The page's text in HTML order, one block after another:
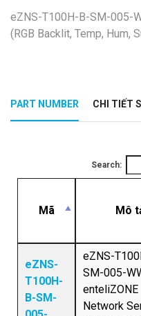
eZNS-T100H-B-SM-005-
(RGB Backlit, Temp, Hum,
PART NUMBER CHI TIẾT
Search:
Mã Mô
eZNS-
T100H-
B-SM-
eZNS-
SM-005-
enteliZONE
Network